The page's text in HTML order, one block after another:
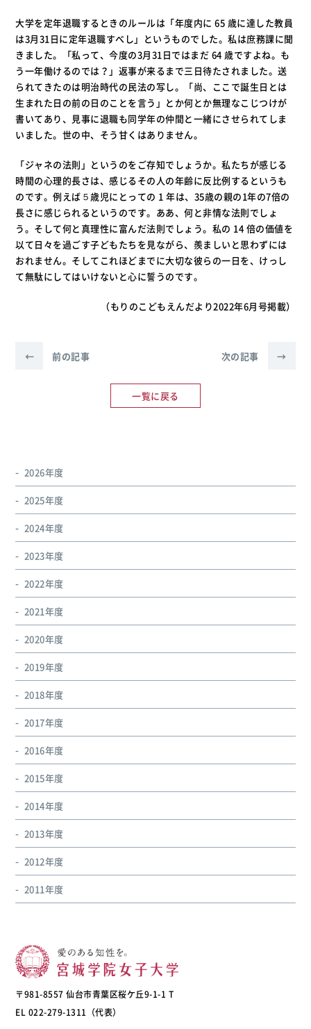
大学を定年退職するときのルールは「年度内に 65 歳に達した教員
は3月31日に定年退職すべし」というものでした。私は庶務課に聞
きました。「私って、今度の3月31日ではまだ 64 歳ですよね。も
う一年働けるのでは？」返事が来るまで三日待たされました。送
られてきたのは明治時代の民法の写し。「尚、ここで誕生日とは
生まれた日の前の日のことを言う」とか何とか無理なこじつけが
書いてあり、見事に退職も同学年の仲間と一緒にさせられてしま
いました。世の中、そう甘くはありません。
「ジャネの法則」というのをご存知でしょうか。私たちが感じる
時間の心理的長さは、感じるその人の年齢に反比例するというも
のです。例えば５歳児にとっての 1 年は、35歳の親の1年の7倍の
長さに感じられるというのです。ああ、何と非情な法則でしょ
う。そして何と真理性に富んだ法則でしょう。私の 14 倍の価値を
以て日々を過ごす子どもたちを見ながら、羨ましいと思わずには
おれません。そしてこれほどまでに大切な彼らの一日を、けっし
て無駄にしてはいけないと心に誓うのです。
（もりのこどもえんだより2022年6月号掲載）
← 前の記事
一覧に戻る
次の記事 →
2026年度
2025年度
2024年度
2023年度
2022年度
2021年度
2020年度
2019年度
2018年度
2017年度
2016年度
2015年度
2014年度
2013年度
2012年度
2011年度
〒981-8557 仙台市青葉区桜ケ丘9-1-1 T
EL 022-279-1311（代表）